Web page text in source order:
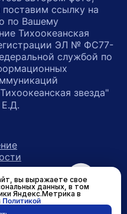
ссылку на
по Вашему
Тихоокеанская
ЭЛ № ФС77-
службой по
звезда"
на главную
16+
на страницу в Вконтакте
на страницу в
ссылка на канал в
вы выражаете свое
данных, в том
Яндекс.Метрика в
Политикой